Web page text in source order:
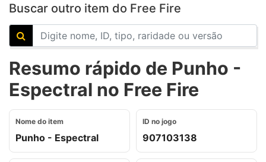
Buscar outro item do Free Fire
Resumo rápido de Punho -
Espectral no Free Fire
Nome do item
Punho - Espectral
ID no jogo
907103138